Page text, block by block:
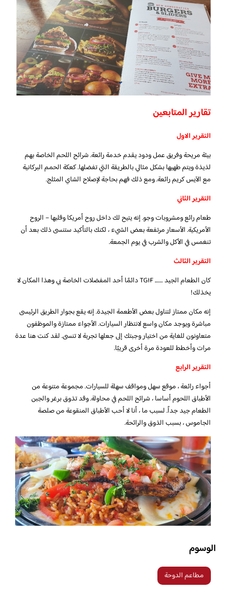
تقارير المتابعين
التقرير الاول
بيئة مريحة وفريق عمل ودود يقدم خدمة رائعة. شرائح اللحم الخاصة بهم
لذيذة ويتم طهيها بشكل مثالي بالطريقة التي تفضلها. كعكة الحمم البركانية
مع الآيس كريم رائعة. ومع ذلك فهم بحاجة لإصلاح الشاي المثلج.
التقرير الثاني
طعام رائع ومشروبات وجو. إنه يتيح لك داخل روح أمريكا وقلبها – الروح
الأمريكية. الأسعار مرتفعة بعض الشيء ، لكنك بالتأكيد ستنسى ذلك بعد أن
تنغمس في الأكل والشرب في يوم الجمعة.
التقرير الثالث
كان الطعام الجيد ……. TGIF دائمًا أحد المفضلات الخاصة بي وهذا المكان لا
يخذلك!
إنه مكان ممتاز لتناول بعض الأطعمة الجيدة. إنه يقع بجوار الطريق الرئيسى
مباشرة ويوجد مكان واسع لانتظار السيارات. الأجواء ممتازة والموظفون
متعاونون للغاية من اختيار وجبتك إلى جعلها تجربة لا تنسى. لقد كنت هنا عدة
مرات وأخطط للعودة مرة أخرى قريبًا.
التقرير الرابع
أجواء رائعة ، موقع سهل ومواقف سهلة للسيارات. مجموعة متنوعة من
الأطباق اللحوم أساسا ، شرائح اللحم في محاولة. وقد تذوق برغر والجبن
الطعام جيد جداً. لسبب ما ، أنا لا أحب الأطباق المنقوعة من صلصة
الجاموس ، بسبب الذوق والرائحة.
الوسوم
مطاعم الدوحة